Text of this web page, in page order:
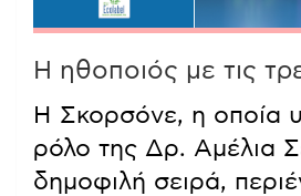
Η ηθοποιός με τις
Η Σκορσόνε, η οποία
ρόλο της Δρ. Αμέλια
δημοφιλή σειρά,